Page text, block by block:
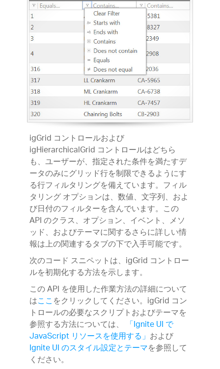
igGrid コントロールおよび
igHierarchicalGrid コントロールはどちら
も、ユーザーが、指定された条件を満たすデ
ータのみにグリッド行を制限できるようにす
る行フィルタリングを備えています。フィル
タリング オプションは、数値、文字列、およ
び日付のフィルターを含んでいます。この
API のクラス、オプション、イベント、メソ
ッド、およびテーマに関するさらに詳しい情
報は上の関連するタブの下で入手可能です。
次のコード スニペットは、igGrid コントロー
ルを初期化する方法を示します。
この API を使用した作業方法の詳細について
はここをクリックしてください。igGrid コン
トロールの必要なスクリプトおよびテーマを
参照する方法については、 「Ignite UI で
JavaScript リソースを使用する」 および
Ignite UI のスタイル設定とテーマを参照して
ください。